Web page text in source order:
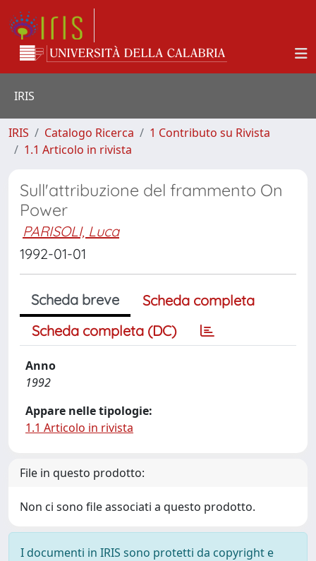
IRIS
IRIS Catalogo Ricerca
1 Contributo su Rivista
1.1 Articolo in rivista
Sull'attribuzione del frammento On
Power
PARISOLI, Luca
1992-01-01
Scheda breve
Scheda completa
Scheda completa (DC)
Anno
1992
Appare nelle tipologie:
1.1 Articolo in rivista
File in questo prodotto:
Non ci sono file associati a questo prodotto.
I documenti in IRIS sono protetti da copyright e